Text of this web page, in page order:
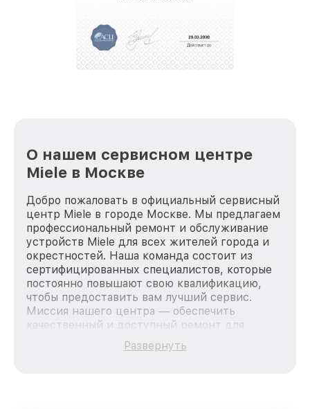
О нашем сервисном центре
Miele в Москве
Добро пожаловать в официальный сервисный
центр Miele в городе Москве. Мы предлагаем
профессиональный ремонт и обслуживание
устройств Miele для всех жителей города и
окрестностей. Наша команда состоит из
сертифицированных специалистов, которые
постоянно повышают свою квалификацию,
чтобы предоставить вам лучший сервис.
Миссия нашего центра — обеспечить
качественный и доступный ремонт для
каждого пользователя продукции Miele, вне
зависимости от сложности поломки. Мы
Развернуть